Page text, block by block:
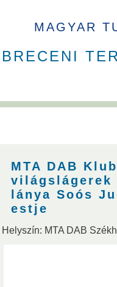
MAGYAR
Nem akadémikus
meghívottak
MTA DAB
világslágerek
lánya Soós
estje
Helyszín: MTA DAB